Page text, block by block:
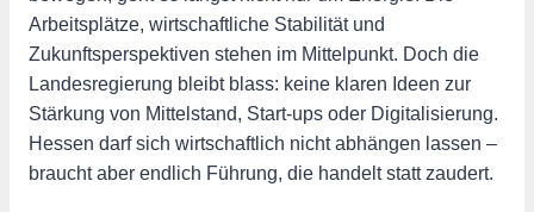
Arbeitsplätze, wirtschaftliche Stabilität und
Zukunftsperspektiven stehen im Mittelpunkt. Doch die
Landesregierung bleibt blass: keine klaren Ideen zur
Stärkung von Mittelstand, Start-ups oder Digitalisierung.
Hessen darf sich wirtschaftlich nicht abhängen lassen –
braucht aber endlich Führung, die handelt statt zaudert.